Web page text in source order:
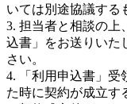
いては別途協議する
3. 担当者と相談の上
込書」をお送りいた
さい。
4. 「利用申込書」受
た時に契約が成立す